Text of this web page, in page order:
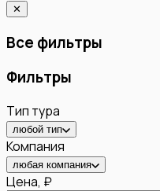
✕
Все фильтры
Фильтры
Тип тура
любой тип
Компания
любая компания
Цена, ₽